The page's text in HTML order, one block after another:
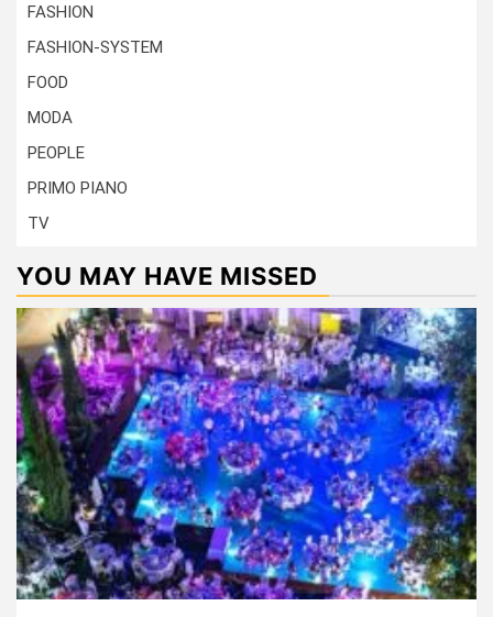
FASHION
FASHION-SYSTEM
FOOD
MODA
PEOPLE
PRIMO PIANO
TV
YOU MAY HAVE MISSED